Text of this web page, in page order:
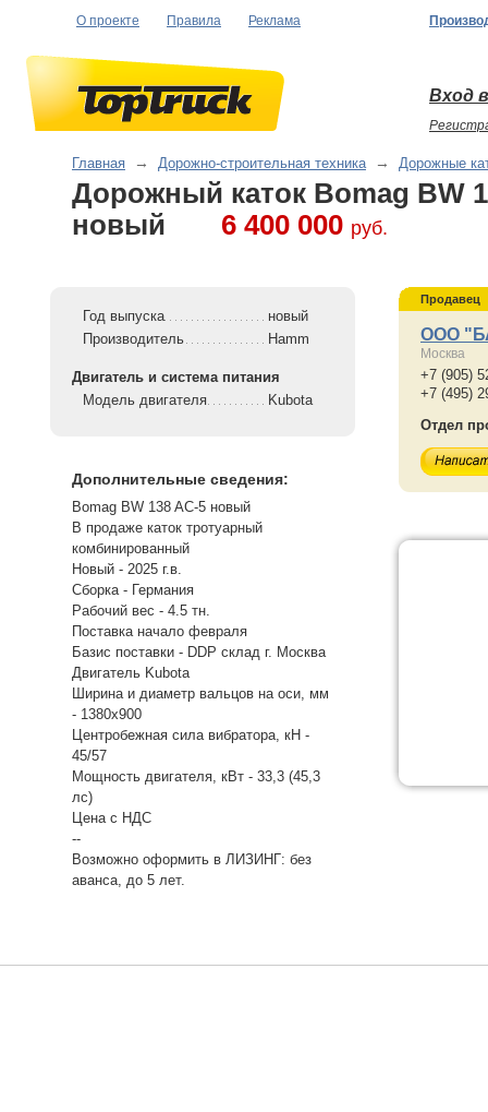
О проекте Правила Реклама
Вход
Главная → Дорожно-строительная техника → Дорожные
Дорожный каток Bomag BW
новый
6 400 000 руб.
Год выпуска
новый
Производитель
Hamm
Двигатель и система питания
Модель двигателя
Kubota
Дополнительные сведения:
Bomag BW 138 AC-5 новый
В продаже каток тротуарный
комбинированный
Новый - 2025 г.в.
Сборка - Германия
Рабочий вес - 4.5 тн.
Поставка начало февраля
Базис поставки - DDP склад г. Москва
Двигатель Kubota
Ширина и диаметр вальцов на оси, мм
- 1380х900
Центробежная сила вибратора, кН -
45/57
Мощность двигателя, кВт - 33,3 (45,3
лс)
Цена с НДС
--
Возможно оформить в ЛИЗИНГ: без
аванса, до 5 лет.
Продавец
ООО
Москва
+7 (905)
+7 (495)
Отдел